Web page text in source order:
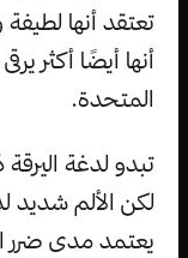
تعتقد أنها
أنها أيضًا أكثر
المتحدة.
تبدو لدغة
لكن الألم شديد
يعتمد مدى ضرر